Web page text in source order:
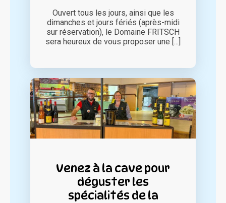
Ouvert tous les jours, ainsi que les
dimanches et jours fériés (après-midi
sur réservation), le Domaine FRITSCH
sera heureux de vous proposer une [...]
Venez à la cave pour
déguster les
spécialités de la